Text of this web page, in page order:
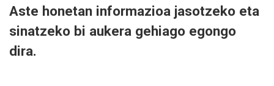
Aste honetan informazioa jasotzeko eta
sinatzeko bi aukera gehiago egongo
dira.